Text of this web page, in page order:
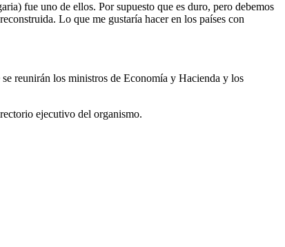
fue uno de ellos. Por supuesto que es duro, pero debemos
Lo que me gustaría hacer en los países con
reunirán los ministros de Economía y Hacienda y los
ejecutivo del organismo.